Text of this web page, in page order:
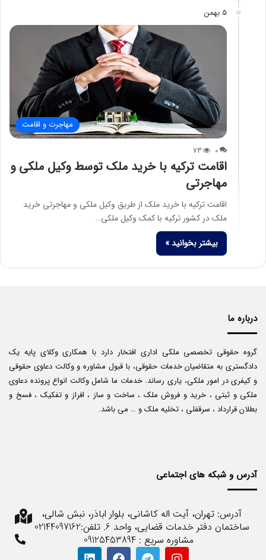
5 بهمن
مهاجرت و اقامت
0
73
اقامت ترکیه با خرید ملک توسط وکیل ملکی و
مهاجرتی
اقامت ترکیه با خرید ملک از طریق وکیل ملکی و مهاجرتی خرید
ملک در کشور ترکیه با کمک وکیل ملکی…
بیشتر بخوانید »
درباره ما
گروه حقوقی تخصصی ملکی اداری افتخار دارد با همکاری وکلای پایه یک
دادگستری به متقاضیان خدمات حقوقی، با قبول مشاوره و وکالت دعاوی حقوقی
و کیفری در امور ملکی، یاری رساند. خدمات ما شامل وکالت انواع پرونده دعاوی
ملکی و ثبتی ، خرید و فروش ملک ، ساخت و ساز ، افراز و تفکیک ، فسخ و
بطلان قرارداد ، سرقفلی ، تخلیه ملک و … می باشد.
آدرس و شبکه های اجتماعی
آدرس: تهران، آیت اله کاشانی، بلوار اباذر، نبش شالی،
ساختمان دفتر خدمات قضایی، واحد 6. تلفن:02144097162
مشاوره سریع : 09125453894